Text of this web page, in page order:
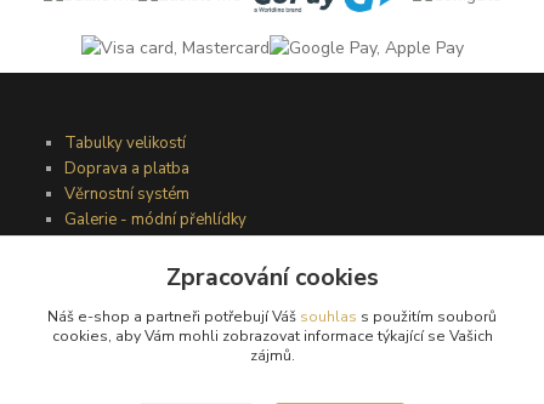
Tabulky velikostí
Doprava a platba
Věrnostní systém
Galerie - módní přehlídky
Podmínky užití webového rozhraní
Obchodní podmínky
Zpracování cookies
Náš e-shop a partneři potřebují Váš souhlas s použitím souborů
cookies, aby Vám mohli zobrazovat informace týkající se Vašich
zájmů.